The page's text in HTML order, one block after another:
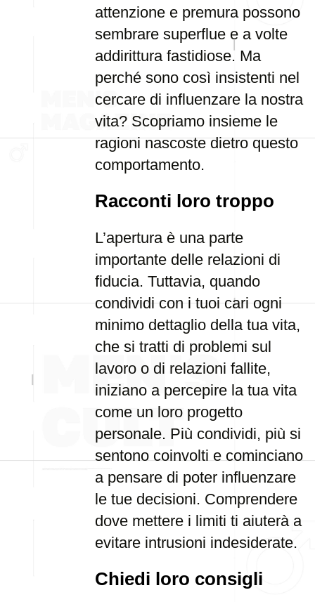
attenzione e premura possono
sembrare superflue e a volte
addirittura fastidiose. Ma
perché sono così insistenti nel
cercare di influenzare la nostra
vita? Scopriamo insieme le
ragioni nascoste dietro questo
comportamento.
Racconti loro troppo
L’apertura è una parte
importante delle relazioni di
fiducia. Tuttavia, quando
condividi con i tuoi cari ogni
minimo dettaglio della tua vita,
che si tratti di problemi sul
lavoro o di relazioni fallite,
iniziano a percepire la tua vita
come un loro progetto
personale. Più condividi, più si
sentono coinvolti e cominciano
a pensare di poter influenzare
le tue decisioni. Comprendere
dove mettere i limiti ti aiuterà a
evitare intrusioni indesiderate.
Chiedi loro consigli